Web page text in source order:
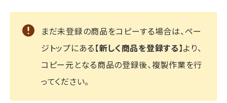
まだ未登録の商品をコピーする場合は、ペー
ジトップにある【新しく商品を登録する】より、
コピー元となる商品の登録後、複製作業を行
ってください。